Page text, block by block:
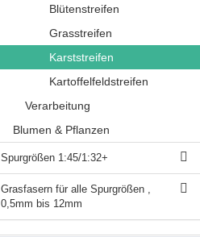
Blütenstreifen
Grasstreifen
Karststreifen
Kartoffelfeldstreifen
Verarbeitung
Blumen & Pflanzen
Spurgrößen 1:45/1:32+
Grasfasern für alle Spurgrößen ,
0,5mm bis 12mm